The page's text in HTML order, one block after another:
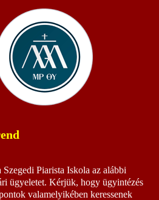
Piarista Iskola az alábbi
ügyeletet. Kérjük, hogy ügyintézés
valamelyikében keressenek